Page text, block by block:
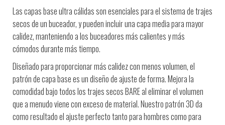
Las capas base ultra cálidas son esenciales para el sistema de trajes
secos de un buceador, y pueden incluir una capa media para mayor
calidez, manteniendo a los buceadores más calientes y más
cómodos durante más tiempo.
Diseñado para proporcionar más calidez con menos volumen, el
patrón de capa base es un diseño de ajuste de forma. Mejora la
comodidad bajo todos los trajes secos BARE al eliminar el volumen
que a menudo viene con exceso de material. Nuestro patrón 3D da
como resultado el ajuste perfecto tanto para hombres como para